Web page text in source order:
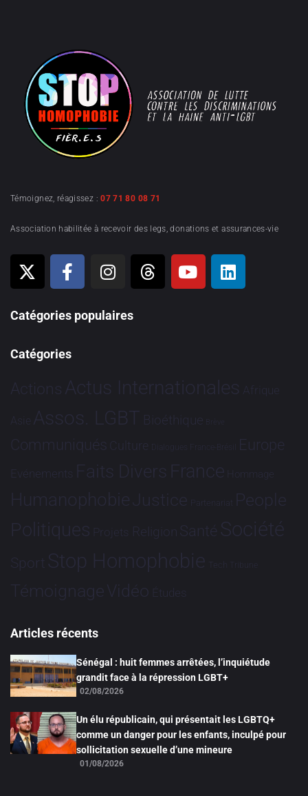
Témoignez, réagissez :07 71 80 08 71
Association habilitée à recevoir des legs, donations et assurances-vie
Catégories populaires
Catégories
Actions Actus Internationales Afrique
Asie Assos. LGBT Bioéthique Brève
Communiqués Culture Dialogues France-Brésil Europe
Evénements Faits Divers France Hommage
HumanophobieJustice Partenariat People
Politiques Projets Religion Santé Société
Sport Stop Homophobie Tech Tribune
TémoignageVidéo Études
Articles récents
Sénégal : huit femmes arrêtées, l’inquiétude
grandit face à la répression LGBT+
02/08/2026
Un élu républicain, qui présentait les LGBTQ+
comme un danger pour les enfants, inculpé pour
sollicitation sexuelle d’une mineure
01/08/2026